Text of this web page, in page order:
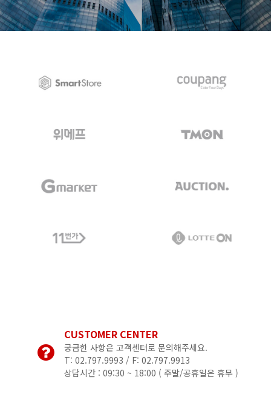
CUSTOMER CENTER
궁금한 사항은 고객센터로 문의해주세요.
T: 02.797.9993 / F: 02.797.9913
상담시간 : 09:30 ~ 18:00 ( 주말/공휴일은 휴무 )